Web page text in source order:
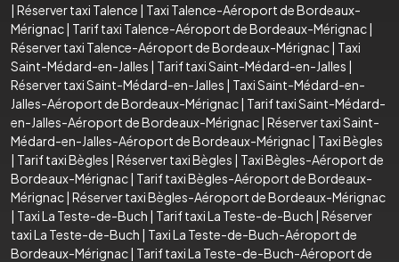
| Réserver taxi Talence | Taxi Talence-Aéroport de Bordeaux-
Mérignac| Tarif taxi Talence-Aéroport de Bordeaux-Mérignac|
Réserver taxi Talence-Aéroport de Bordeaux-Mérignac| Taxi
Saint-Médard-en-Jalles | Tarif taxi Saint-Médard-en-Jalles |
Réserver taxi Saint-Médard-en-Jalles | Taxi Saint-Médard-en-
Jalles-Aéroport de Bordeaux-Mérignac| Tarif taxi Saint-Médard-
en-Jalles-Aéroport de Bordeaux-Mérignac| Réserver taxi Saint-
Médard-en-Jalles-Aéroport de Bordeaux-Mérignac| Taxi Bègles
| Tarif taxi Bègles | Réserver taxi Bègles | Taxi Bègles-Aéroport de
Bordeaux-Mérignac| Tarif taxi Bègles-Aéroport de Bordeaux-
Mérignac| Réserver taxi Bègles-Aéroport de Bordeaux-Mérignac
| Taxi La Teste-de-Buch | Tarif taxi La Teste-de-Buch | Réserver
taxi La Teste-de-Buch | Taxi La Teste-de-Buch-Aéroport de
Bordeaux-Mérignac| Tarif taxi La Teste-de-Buch-Aéroport de